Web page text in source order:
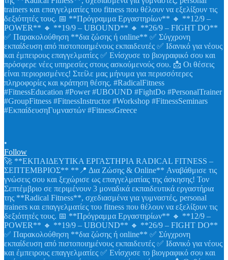
•
Follow
🚀 **ΕΚΠΑΙΔΕΥΤΙΚΑ ΕΡΓΑΣΤΗΡΙΑ RADICAL FITNESS –
ΣΕΠΤΕΜΒΡΙΟΣ** **📍 Δια Ζώσης & Online** Αναβάθμισε τις
γνώσεις σου και ξεχώρισε ως επαγγελματίας της άσκησης! Τον
Σεπτέμβριο σε περιμένουν 3 μοναδικά εκπαιδευτικά εργαστήρια
της **Radical Fitness**, σχεδιασμένα για γυμναστές, personal
trainers και επαγγελματίες του fitness που θέλουν να εξελίξουν τις
δεξιότητές τους. 📅 **Πρόγραμμα Εργαστηρίων** 🔸 **12/9 –
POWER** 🔸 **19/9 – UBOUND** 🔸 **26/9 – FIGHT DO**
✅ Παρακολούθηση **δια ζώσης ή online** ✅ Σύγχρονη
εκπαίδευση από πιστοποιημένους εκπαιδευτές ✅ Ιδανικό για νέους
και έμπειρους επαγγελματίες ✅ Ενίσχυσε το βιογραφικό σου και